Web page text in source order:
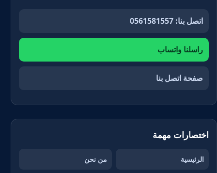
اتصل بنا: 0561581557
راسلنا واتساب
صفحة اتصل بنا
اختصارات مهمة
الرئيسية من نحن